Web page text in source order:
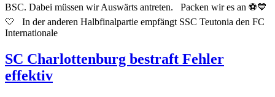
BSC. Dabei müssen wir Auswärts antreten. Packen wir es an ⚽️💙
🤍 In der anderen Halbfinalpartie empfängt SSC Teutonia den FC
Internationale
SC Charlottenburg bestraft Fehler
effektiv